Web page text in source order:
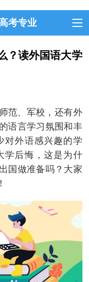
考专业
？读外国语大学
范、军校，还有外
语言学习氛围和丰
对外语感兴趣的学
学后悔，这是为什
国做准备吗？大家